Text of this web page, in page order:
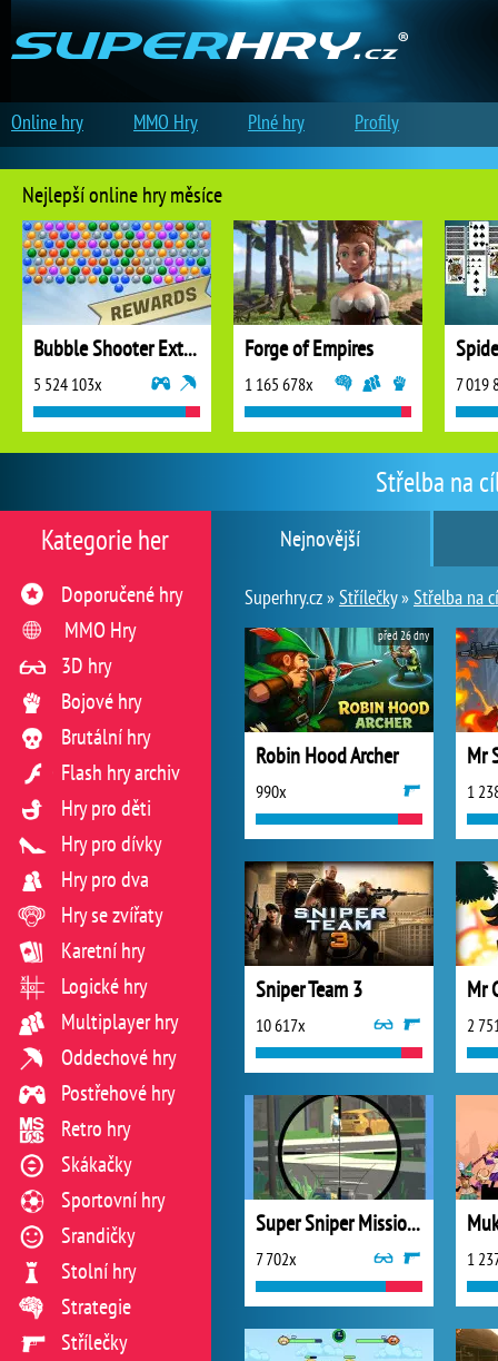
Střelba na
Nejnovější
Superhry.cz »Střílečky»Střelba na
Robin Hood Archer
990x
před 26 dny
Mr
1
Sniper Team 3
10 617x 2
Super Sniper Missions
7 702x 1
Kategorie her
Doporučené hry
MMO Hry
3D hry
Bojové hry
Brutální hry
Flash hry archiv
Hry pro děti
Hry pro dívky
Hry pro dva
Hry se zvířaty
Karetní hry
Logické hry
Multiplayer hry
Oddechové hry
Postřehové hry
Retro hry
Skákačky
Sportovní hry
Srandičky
Stolní hry
Strategie
Střílečky
Nejlepší online hry měsíce
Bubble Shooter Extreme
5 524 103x
Forge of Empires
1 165 678x 7 019
Online hry MMO Hry Plné hry Profily